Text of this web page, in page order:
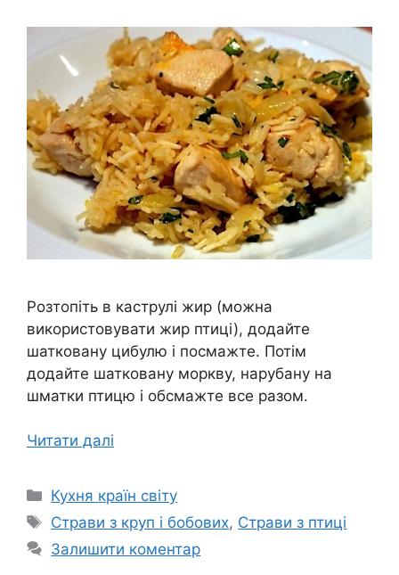
Розтопіть в каструлі жир (можна
використовувати жир птиці), додайте
шатковану цибулю і посмажте. Потім
додайте шатковану моркву, нарубану на
шматки птицю і обсмажте все разом.
Читати далі
Категорії
Кухня країн світу
Позначки
Страви з круп і бобових, Страви з птиці
Залишити коментар